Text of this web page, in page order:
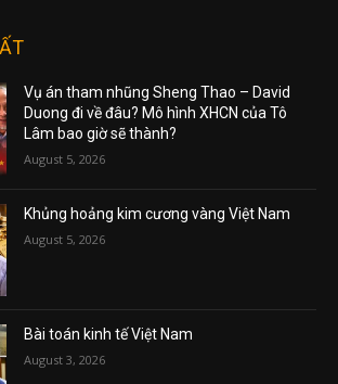
Vụ án tham nhũng Sheng Thao – David
Duong đi về đâu? Mô hình XHCN của Tô
Lâm bao giờ sẽ thành?
August 5, 2026
Khủng hoảng kim cương vàng Việt Nam
August 5, 2026
Bài toán kinh tế Việt Nam
August 3, 2026